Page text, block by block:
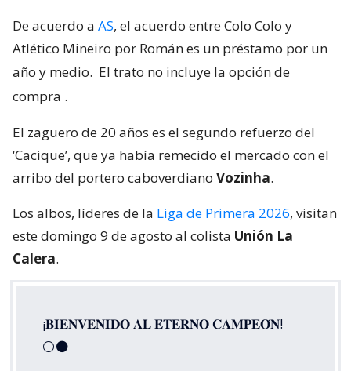
De acuerdo a AS, el acuerdo entre Colo Colo y
Atlético Mineiro por Román es un préstamo por un
año y medio. El trato no incluye la opción de
compra .
El zaguero de 20 años es el segundo refuerzo del
‘Cacique’, que ya había remecido el mercado con el
arribo del portero caboverdiano Vozinha.
Los albos, líderes de la Liga de Primera 2026, visitan
este domingo 9 de agosto al colista Unión La
Calera.
¡𝐁𝐈𝐄𝐍𝐕𝐄𝐍𝐈𝐃𝐎 𝐀𝐋 𝐄𝐓𝐄𝐑𝐍𝐎 𝐂𝐀𝐌𝐏𝐄𝐎́𝐍!
⚪⚫